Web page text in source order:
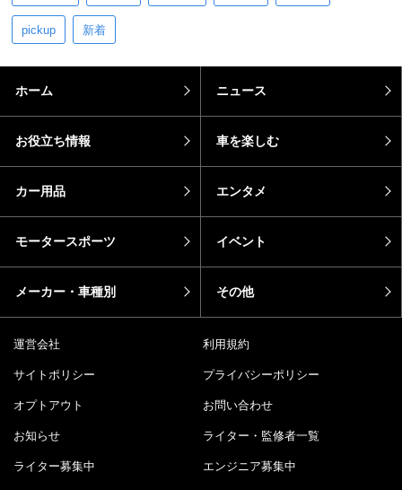
pickup 新着
ホーム ニュース
お役立ち情報 車を楽しむ
カー用品 エンタメ
モータースポーツ イベント
メーカー・車種別 その他
運営会社 利用規約
サイトポリシー プライバシーポリシー
オプトアウト お問い合わせ
お知らせ ライター・監修者一覧
ライター募集中 エンジニア募集中